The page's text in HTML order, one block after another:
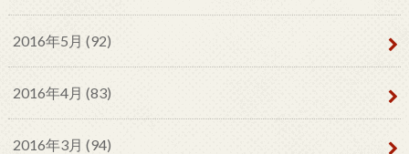
2016年5月 (92)
2016年4月 (83)
2016年3月 (94)